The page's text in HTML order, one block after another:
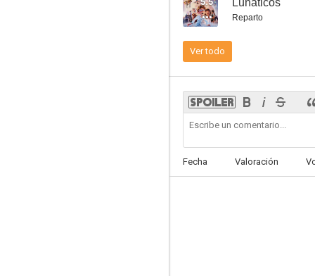
6.0
4.7
Lunáticos
Reparto
Ver todo
Fecha Valoración